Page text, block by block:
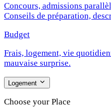
Concours, admissions
Conseils de préparation,
Budget
Frais, logement, vie
mauvaise surprise.
Logement
Choose your Place